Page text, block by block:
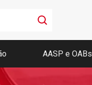
AASP e OABs